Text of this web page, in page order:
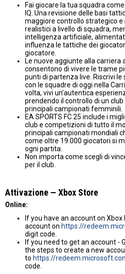
Fai giocare la tua squadra
IQ. Una revisione delle basi
maggiore controllo strategico
realistici a livello di squadra,
intelligenza artificiale,
influenza le tattiche dei
giocatore.
Le nuove aggiunte alla carriera
consentono di vivere le trame
punti di partenza live. Riscrivi le
con le squadre di oggi nella
volta, vivi un'autentica
prendendo il controllo di un
principali campionati femminili.
EA SPORTS FC 25 include i
club e competizioni di tutto il
principali campionati mondiali
come oltre 19.000 giocatori si
ogni partita.
Non importa come scegli di
per il club.
Attivazione — Хbox Store
Online:
If you have an account on Xbox
account on https://
digit code.
If you need to get an account -
the steps to create a new
to https://
code.